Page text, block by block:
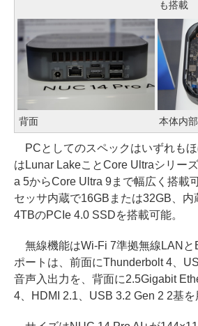
も搭載
背面 本体内部
PCとしてのスペックはいずれも
はLunar LakeことCore Ultraシリー
a 5からCore Ultra 9まで幅広く搭載
セッサ内蔵で16GBまたは32GB、内
4TBのPCIe 4.0 SSDを搭載可能。
無線機能はWi-Fi 7準拠無線LANと
ポートは、前面にThunderbolt 4、
音声入出力を、背面に2.5Gigabit
4、HDMI 2.1、USB 3.2 Gen 2 2基を